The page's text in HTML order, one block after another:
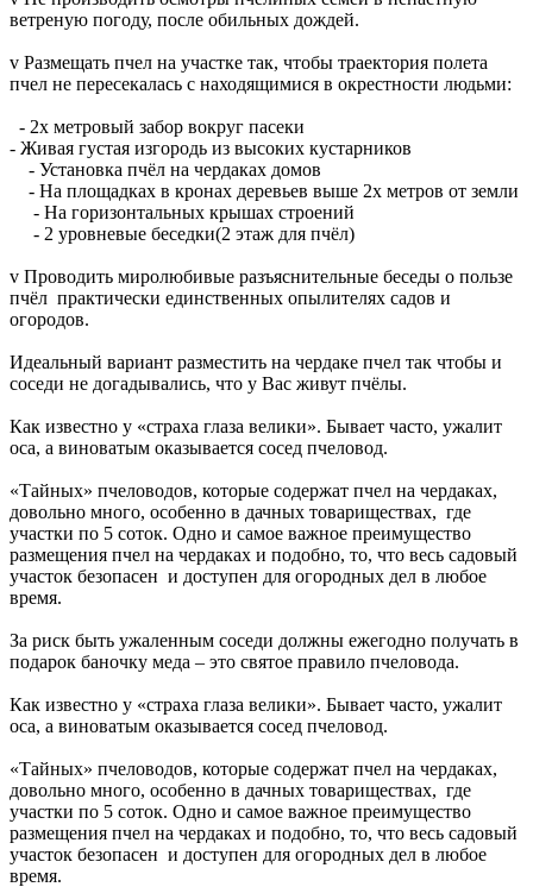
ветреную погоду, после обильных дождей.
v Размещать пчел на участке так, чтобы траектория полета
пчел не пересекалась с находящимися в окрестности людьми:
- 2х метровый забор вокруг пасеки
- Живая густая изгородь из высоких кустарников
- Установка пчёл на чердаках домов
- На площадках в кронах деревьев выше 2х метров от земли
- На горизонтальных крышах строений
- 2 уровневые беседки(2 этаж для пчёл)
v Проводить миролюбивые разъяснительные беседы о пользе
пчёл практически единственных опылителях садов и
огородов.
Идеальный вариант разместить на чердаке пчел так чтобы и
соседи не догадывались, что у Вас живут пчёлы.
Как известно у «страха глаза велики». Бывает часто, ужалит
оса, а виноватым оказывается сосед пчеловод.
«Тайных» пчеловодов, которые содержат пчел на чердаках,
довольно много, особенно в дачных товариществах, где
участки по 5 соток. Одно и самое важное преимущество
размещения пчел на чердаках и подобно, то, что весь садовый
участок безопасен и доступен для огородных дел в любое
время.
За риск быть ужаленным соседи должны ежегодно получать в
подарок баночку меда – это святое правило пчеловода.
Как известно у «страха глаза велики». Бывает часто, ужалит
оса, а виноватым оказывается сосед пчеловод.
«Тайных» пчеловодов, которые содержат пчел на чердаках,
довольно много, особенно в дачных товариществах, где
участки по 5 соток. Одно и самое важное преимущество
размещения пчел на чердаках и подобно, то, что весь садовый
участок безопасен и доступен для огородных дел в любое
время.